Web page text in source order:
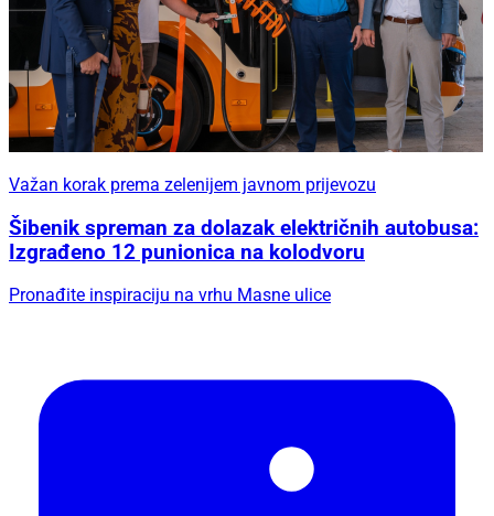
Važan korak prema zelenijem javnom prijevozu
Šibenik spreman za dolazak električnih autobusa:
Izgrađeno 12 punionica na kolodvoru
Pronađite inspiraciju na vrhu Masne ulice